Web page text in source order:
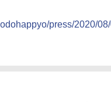
press/2020/